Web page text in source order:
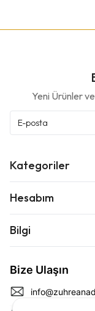
Yeni Ürünler
Kategoriler
Hesabım
Bilgi
Bize Ulaşın